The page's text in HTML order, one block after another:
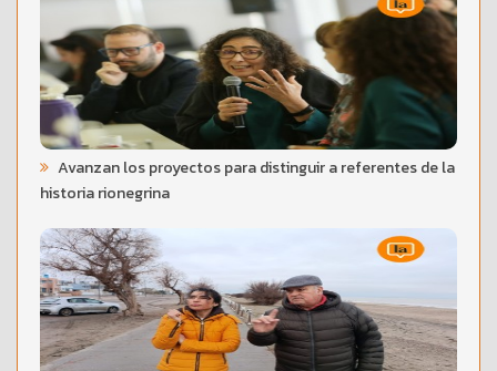
Avanzan los proyectos para distinguir a referentes de la
historia rionegrina